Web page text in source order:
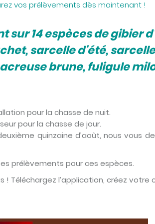
vos prélèvements dès maintenant !
sur 14 espèces de gibier
sarcelle d'été,
brune, fuligule
pour la chasse de nuit.
pour la chasse de jour.
quinzaine d’août, nous vous
prélèvements pour ces espèces.
! Téléchargez l’application, créez